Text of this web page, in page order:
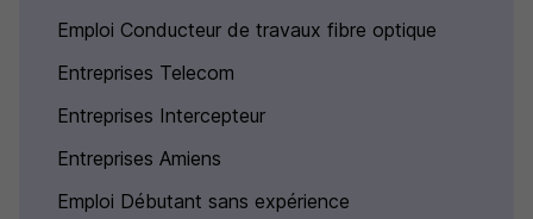
Emploi Conducteur de travaux fibre optique
Entreprises Telecom
Entreprises Intercepteur
Entreprises Amiens
Emploi Débutant sans expérience